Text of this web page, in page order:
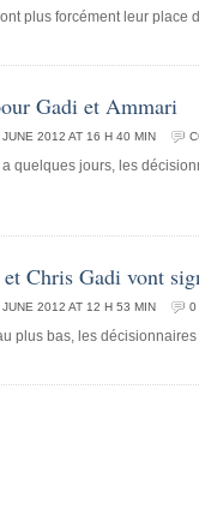
plus forcément leur place
Gadi et Ammari
2012 AT 16 H 40 MIN
quelques jours, les
Chris Gadi vont
JUNE 2012 AT 12 H 53 MIN 0
plus bas, les